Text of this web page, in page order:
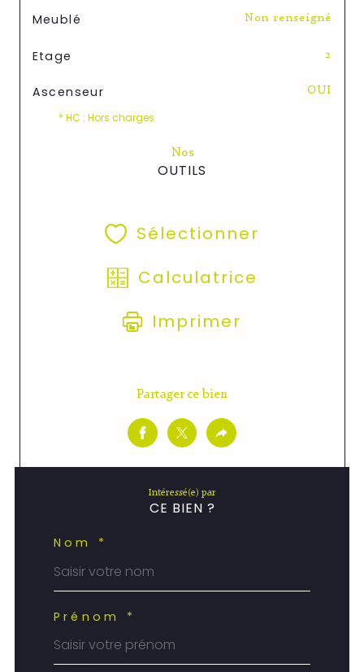
Meublé Non renseigné
Etage 2
Ascenseur OUI
* HC : Hors charges
Nos
OUTILS
Sélectionner
Calculatrice
Imprimer
Partager ce bien
Intéressé(e) par
CE BIEN ?
Nom *
Prénom *